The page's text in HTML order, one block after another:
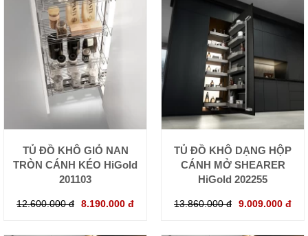
TỦ ĐỒ KHÔ GIỎ NAN
TRÒN CÁNH KÉO HiGold
201103
12.600.000 đ 8.190.000 đ
TỦ ĐỒ KHÔ DẠNG HỘP
CÁNH MỞ SHEARER
HiGold 202255
13.860.000 đ 9.009.000 đ